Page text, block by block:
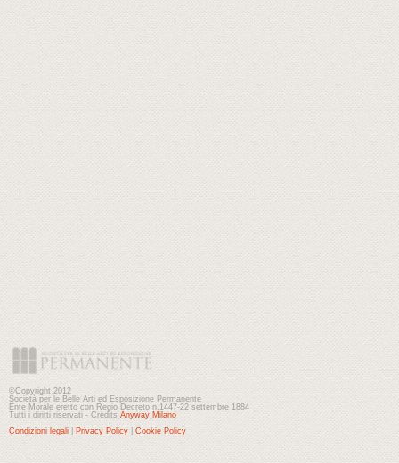
©Copyright 2012
Società per le Belle Arti ed Esposizione Permanente
Ente Morale eretto con Regio Decreto n.1447-22 settembre 1884
Tutti i diritti riservati - Credits Anyway Milano
Condizioni legali
Privacy Policy Cookie Policy